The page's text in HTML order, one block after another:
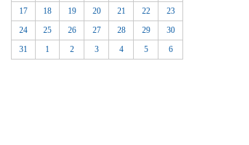
17
18 19 20 21 22
23
24
25 26 27 28 29
30
31
1 2 3 4 5 6